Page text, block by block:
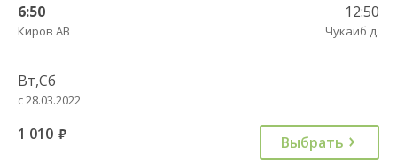
6:50
Киров АВ
12:50
Чукаиб д.
Вт,Сб
с 28.03.2022
1 010 руб. Выбрать